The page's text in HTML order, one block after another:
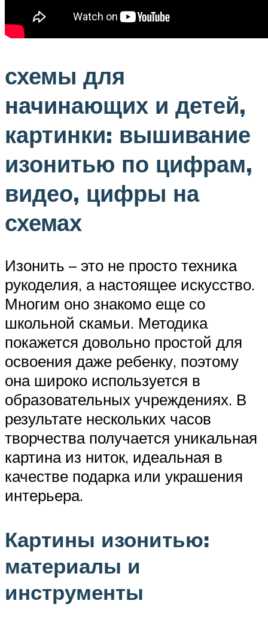
схемы для
начинающих и детей,
картинки: вышивание
изонитью по цифрам,
видео, цифры на
схемах
Изонить – это не просто техника
рукоделия, а настоящее искусство.
Многим оно знакомо еще со
школьной скамьи. Методика
покажется довольно простой для
освоения даже ребенку, поэтому
она широко используется в
образовательных учреждениях. В
результате нескольких часов
творчества получается уникальная
картина из ниток, идеальная в
качестве подарка или украшения
интерьера.
Картины изонитью:
материалы и
инструменты